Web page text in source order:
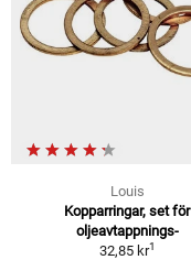
Louis
Kopparringar, set för
oljeavtappnings-
32,85 kr1